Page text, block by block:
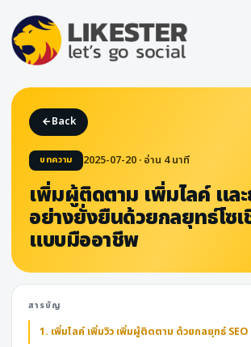
Back
บทความ 2025-07-20 · อ่าน 4นาที
เพิ่มผู้ติดตาม เพิ่มไลค์ แล
อย่างยั่งยืนด้วยกลยุทธ์โซ
แบบมืออาชีพ
สารบัญ
1. เพิ่มไลค์ เพิ่มวิว เพิ่มผู้ติดตาม ด้วยกลยุทธ์